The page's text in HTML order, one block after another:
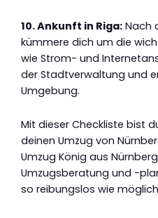
10. Ankunft in Riga: Nach
kümmere dich um die
wie Strom- und
der Stadtverwaltung und
Umgebung.
Mit dieser Checkliste bist
deinen Umzug von
Umzug König aus
Umzugsberatung und -
so reibungslos wie